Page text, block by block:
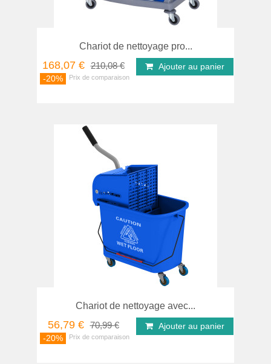
Chariot de nettoyage pro...
168,07 € 210,08 €
-20%
Ajouter au panier
Chariot de nettoyage avec...
56,79 € 70,99 €
-20%
Ajouter au panier